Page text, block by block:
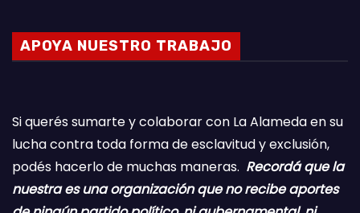
APOYA NUESTRO TRABAJO
Si querés sumarte y colaborar con La Alameda en su
lucha contra toda forma de esclavitud y exclusión,
podés hacerlo de muchas maneras. Recordá que la
nuestra es una organización que no recibe aportes